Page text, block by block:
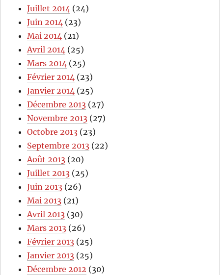
Juillet 2014 (24)
Juin 2014 (23)
Mai 2014 (21)
Avril 2014 (25)
Mars 2014 (25)
Février 2014 (23)
Janvier 2014 (25)
Décembre 2013 (27)
Novembre 2013 (27)
Octobre 2013 (23)
Septembre 2013 (22)
Août 2013 (20)
Juillet 2013 (25)
Juin 2013 (26)
Mai 2013 (21)
Avril 2013 (30)
Mars 2013 (26)
Février 2013 (25)
Janvier 2013 (25)
Décembre 2012 (30)